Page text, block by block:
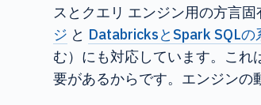
スとクエリ エンジン用の方言
ジ と DatabricksとSpark SQLの
む）にも対応しています。こ
要があるからです。エンジンの